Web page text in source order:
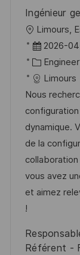
Ingénieur
O
r
t
Limours,
D
a
t
u
m
d
e
r
V
e
f
2026-
K
a
t
e
g
o
r
i
e
Limours
Nous
dynamique.
de la
vous avez
et aimez
!
Référent -